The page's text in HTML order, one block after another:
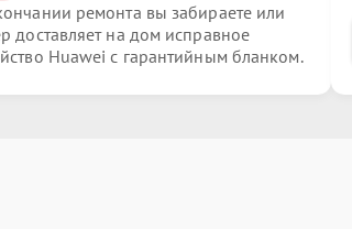
ремонта вы забираете или
доставляет на дом исправное
Huawei с гарантийным бланком.